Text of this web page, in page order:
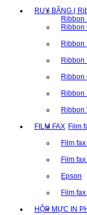
RUY BĂNG (
Ribbon
Ribbon
Ribbon
Ribbon
Ribbon
Ribbon
Ribbon
FILM FAX Film
Film
Film
Epson
Film
HỘP MỰC IN